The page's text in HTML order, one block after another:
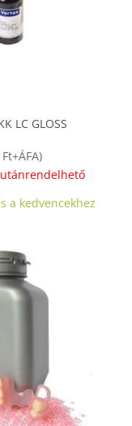
LC GLOSS
Ft+ÁFA)
a kedvencekhez